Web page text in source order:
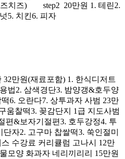
즈치즈) step2 20만원 1. 테린2.
넛5. 치킨6. 피자
만원(재료포함) 1. 한식디저트
법2. 삼색경단3. 밤양갱&호두양
6. 오란다7. 상투과자 사범 23만
움찰떡3. 꽂감단지 1급 지도사범
편&보자기절편3. 호두강정4. 투
자2. 고구마 찹쌀떡3. 쑥인절미
수강료 커리큘럼 고나시 12만
모양 화과자 네리끼리리 15만원